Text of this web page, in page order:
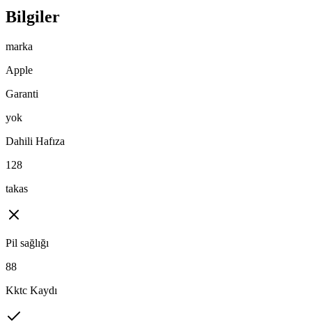
Bilgiler
marka
Apple
Garanti
yok
Dahili Hafıza
128
takas
Pil sağlığı
88
Kktc Kaydı